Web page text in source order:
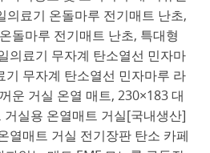
의료기 온돌마루 전기매트 난초,
돌마루 전기매트 난초, 특대형
의료기 무자계 탄소열선 민자마
기 무자계 탄소열선 민자마루 라
운 거실 온열 매트, 230×183 대
거실용 온열매트 거실[국내생산]
열매트 거실 전기장판 탄소 카페